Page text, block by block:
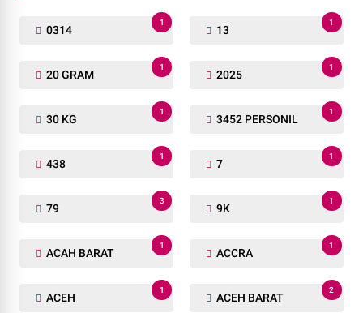
0314
1
13
1
20 GRAM
1
2025
1
30 KG
1
3452 PERSONIL
1
438
1
7
1
79
3
9K
1
ACAH BARAT
1
ACCRA
1
ACEH
1
ACEH BARAT
2